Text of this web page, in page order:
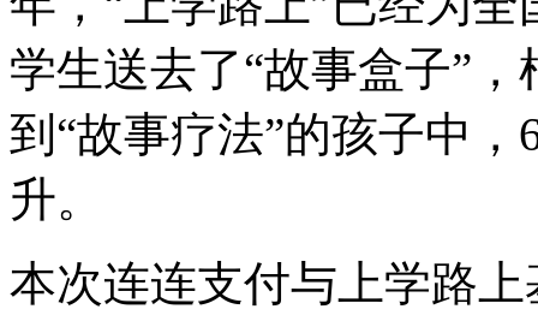
学生送去了“故事盒子”
到“故事疗法”的孩子中
升。
本次连连支付与上学路